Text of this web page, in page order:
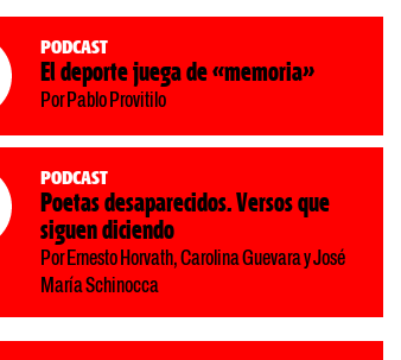
Podcast
El deporte juega de «memoria»
Por Pablo Provitilo
Podcast
Poetas desaparecidos. Versos que
siguen diciendo
Por Ernesto Horvath, Carolina Guevara y José
María Schinocca